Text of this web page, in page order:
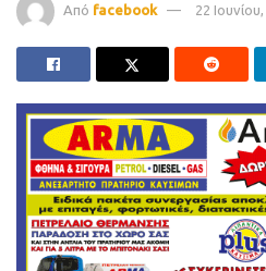
Από facebook 22